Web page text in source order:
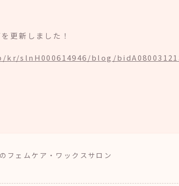
更新しました！
slnH000614946/blog/
ェムケア・ワックスサロン